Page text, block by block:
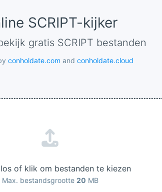
SCRIPT-kijker
bekijk gratis SCRIPT bestanden
conholdate.com and conholdate.cloud
los of klik om bestanden te kiezen
Max. bestandsgrootte 20 MB